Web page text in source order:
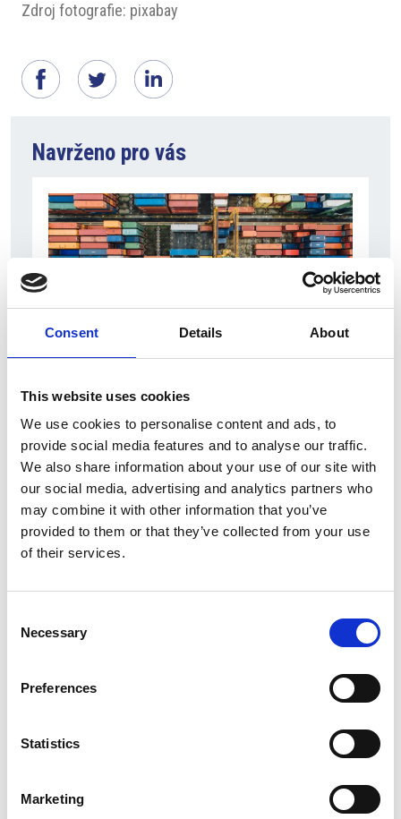
Consent Details About
This website uses cookies
We use cookies to personalise content and ads, to
provide social media features and to analyse our traffic.
We also share information about your use of our site with
our social media, advertising and analytics partners who
may combine it with other information that you’ve
provided to them or that they’ve collected from your use
of their services.
Selection
Necessary
Preferences
Statistics
Marketing
Zdroj fotografie: pixabay
Navrženo pro vás
deset miliard eur
Přehled Ekonomika
Česká republika
Pražský fragment evangelia svatého Marka